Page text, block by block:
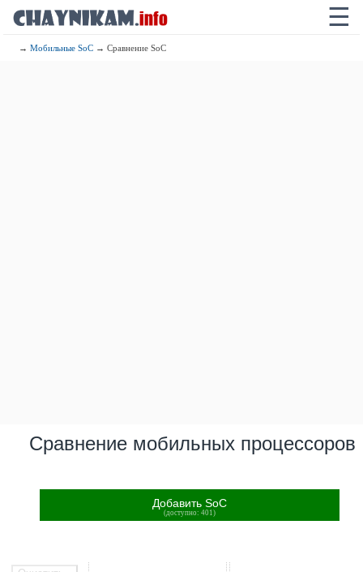
☰
→Мобильные SoC → Сравнение SoC
Сравнение мобильных процессоров
Добавить SoC
(доступно: 401)